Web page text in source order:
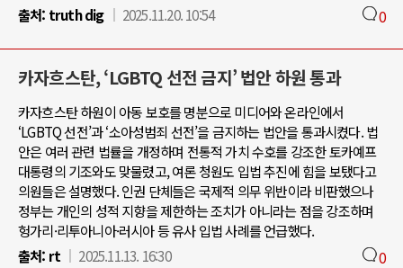
출처: truth dig 2025.11.20. 10:54 0
카자흐스탄, ‘LGBTQ 선전 금지’ 법안 하원 통과
카자흐스탄 하원이 아동 보호를 명분으로 미디어와 온라인에서
‘LGBTQ 선전’과 ‘소아성범죄 선전’을 금지하는 법안을 통과시켰다. 법
안은 여러 관련 법률을 개정하며 전통적 가치 수호를 강조한 토카예프
대통령의 기조와도 맞물렸고, 여론 청원도 입법 추진에 힘을 보탰다고
의원들은 설명했다. 인권 단체들은 국제적 의무 위반이라 비판했으나
정부는 개인의 성적 지향을 제한하는 조치가 아니라는 점을 강조하며
헝가리·리투아니아·러시아 등 유사 입법 사례를 언급했다.
출처: rt 2025.11.13. 16:30 0